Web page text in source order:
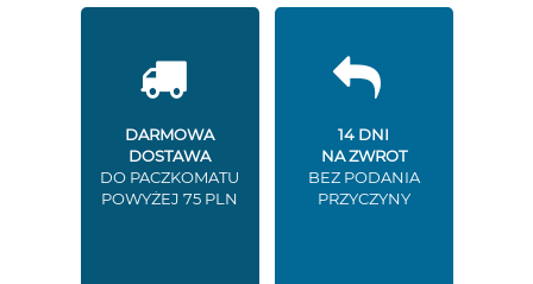
DARMOWA
DOSTAWA
DO PACZKOMATU
POWYŻEJ 75 PLN
14 DNI
NA ZWROT
BEZ PODANIA
PRZYCZYNY